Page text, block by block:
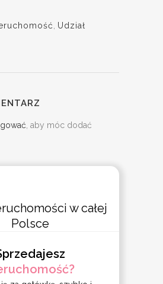
Udział
, aby móc dodać
w całej
Polsce